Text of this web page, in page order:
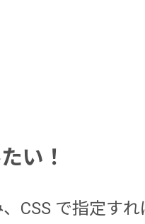
い！
CSS で指定す